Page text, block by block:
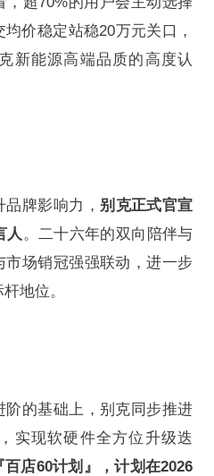
价稳定站稳20万元关口，
新能源高端品质的高度认
牌影响力， 别克正式官宣
人。二十六年的双向陪伴与
场销冠强强联动，进一步
地位。
的基础上，别克同步推进
实现软硬件全方位升级迭
店60计划』，计划在2026